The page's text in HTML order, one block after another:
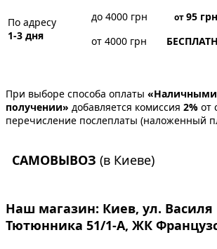
По адресу
1-3 дня
до 4000 грн от95 грн
от 4000 грн
При выборе способа оплаты
получении» добавляется комиссия 2% от
перечисление послеплаты (наложенный
САМОВЫВОЗ (в Киеве)
Наш магазин: Киев, ул. Василя
Тютюнника 51/1-А, ЖК